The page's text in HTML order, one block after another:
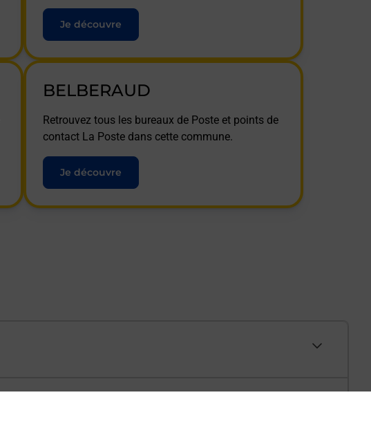
Je découvre
BELBERAUD
Retrouvez tous les bureaux de Poste et points de
contact La Poste dans cette commune.
Je découvre